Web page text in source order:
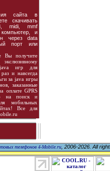
сайта в
скачивать
midi, mmf
и
через data
порт или
Вы получите
игр для
и навсегда
за java игры
заказанные
оплате GPRS
на поиск и
мобильных
Все для
телефонов 4-Mobile.ru, 2006-2026. All